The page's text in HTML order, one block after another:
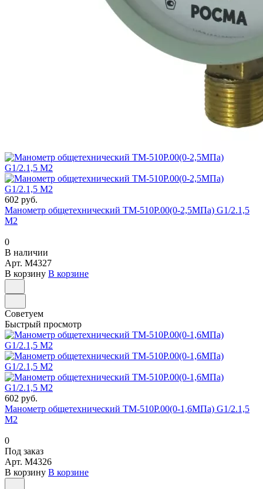
602 руб.
Манометр общетехнический ТМ-510Р.00(0-2,5МПа) G1/2.1,5
М2
0
В наличии
Арт. M4327
В корзину В корзине
Советуем
Быстрый просмотр
602 руб.
Манометр общетехнический ТМ-510Р.00(0-1,6МПа) G1/2.1,5
М2
0
Под заказ
Арт. M4326
В корзину В корзине